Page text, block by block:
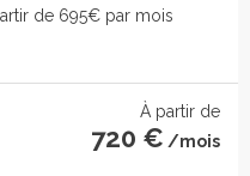
de 695€ par mois
À partir de
720 € /mois